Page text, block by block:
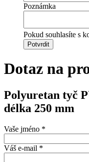
Poznámka
Pokud souhlasíte s
Potvrdit
Dotaz na
Polyuretan tyč
délka 250 mm
Vaše jméno *
Váš e-mail *